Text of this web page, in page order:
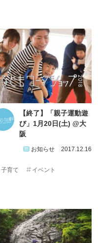
【終了】「親子運動遊
び」1月20日(土) @大
阪
お知らせ 2017.12.16
子育て イベント